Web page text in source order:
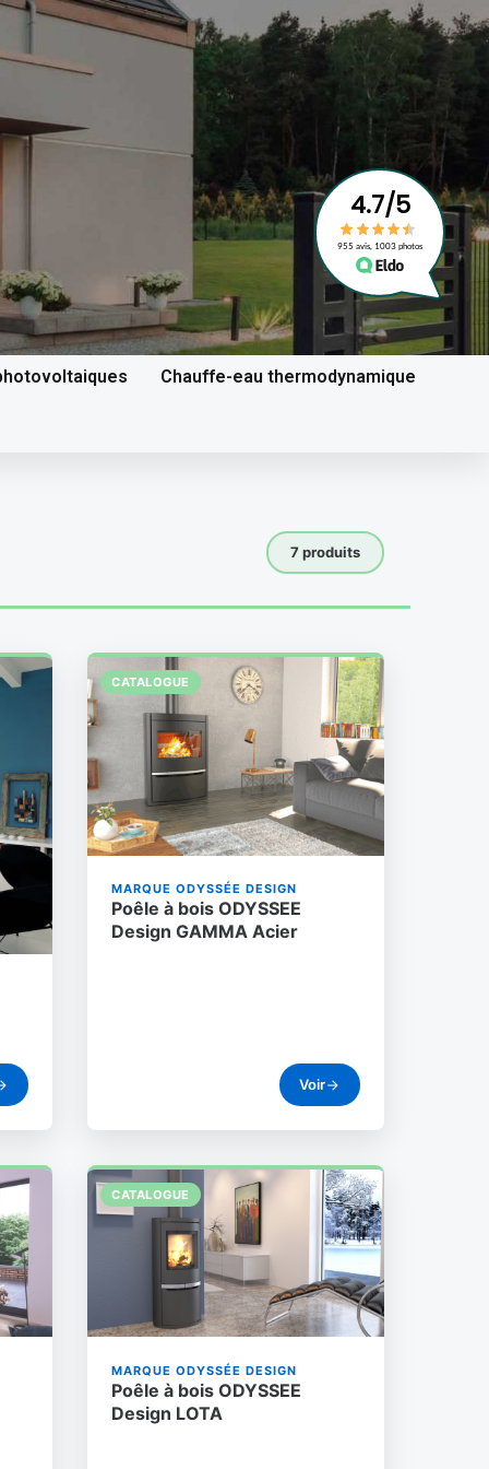
Chauffe-eau thermodynamique
7 produits
CATALOGUE
MARQUE ODYSSÉE DESIGN
Poêle à bois ODYSSEE
Design GAMMA Acier
Voir
CATALOGUE
MARQUE ODYSSÉE DESIGN
Poêle à bois ODYSSEE
Design LOTA